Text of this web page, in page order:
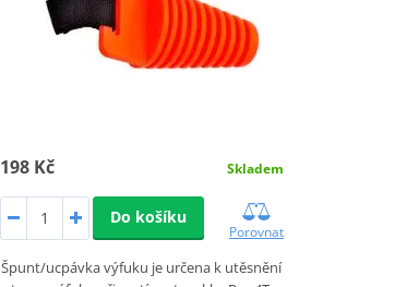
198 Kč Skladem
Do košíku
Porovnat
Špunt/ucpávka výfuku je určena k utěsnění